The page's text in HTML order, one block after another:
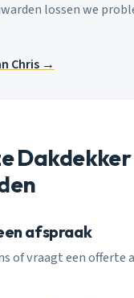
lossen we
Chris →
Dakdekker
afspraak
of vraagt een offerte